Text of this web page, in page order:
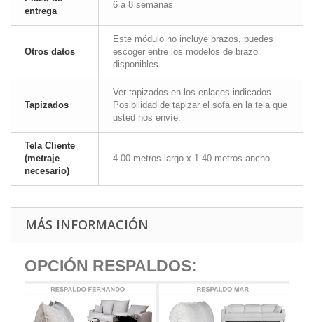
entrega
6 a 8 semanas
Otros datos
Este módulo no incluye brazos, puedes
escoger entre los modelos de brazo
disponibles.
Tapizados
Ver tapizados en los enlaces indicados.
Posibilidad de tapizar el sofá en la tela que
usted nos envíe.
Tela Cliente
(metraje
necesario)
4.00 metros largo x 1.40 metros ancho.
MÁS INFORMACIÓN
OPCIÓN RESPALDOS: